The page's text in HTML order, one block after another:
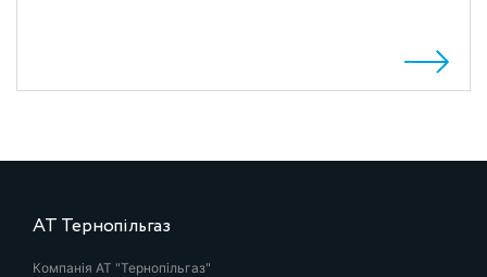
АТ Тернопільгаз
Компанія АТ "Тернопільгаз"